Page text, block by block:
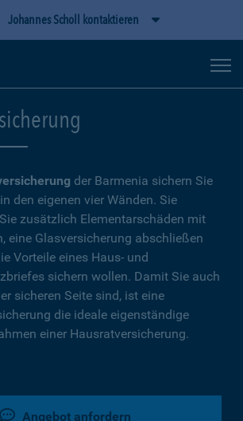
Johannes Scholl kontaktieren
der Barmenia sichern Sie
den eigenen vier Wänden. Sie
zusätzlich Elementarschäden mit
eine Glasversicherung abschließen
Vorteile eines Haus- und
sichern wollen. Damit Sie auch
sicheren Seite sind, ist eine
die ideale eigenständige
einer Hausratversicherung.
Angebot anfordern